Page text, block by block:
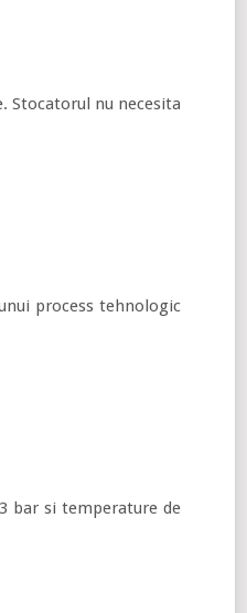
Stocatorul nu necesita
process tehnologic
bar si temperature de